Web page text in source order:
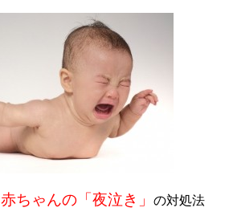
赤ちゃんの「夜泣き」 の対処法